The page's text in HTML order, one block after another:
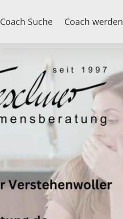
Coach Suche Coach werden